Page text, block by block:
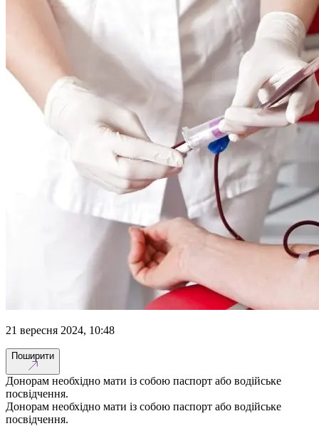
21 вересня 2024, 10:48
Поширити
Донорам необхідно мати із собою паспорт або водійське
посвідчення.
Донорам необхідно мати із собою паспорт або водійське
посвідчення.